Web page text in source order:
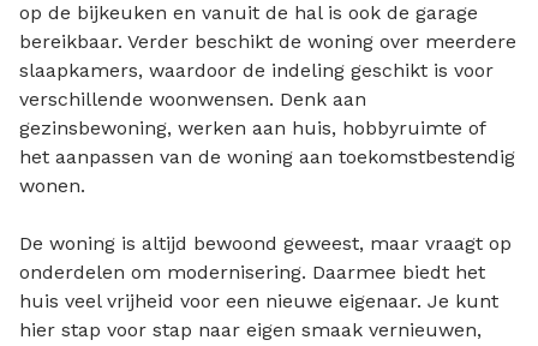
op de bijkeuken en vanuit de hal is ook de garage
bereikbaar. Verder beschikt de woning over meerdere
slaapkamers, waardoor de indeling geschikt is voor
verschillende woonwensen. Denk aan
gezinsbewoning, werken aan huis, hobbyruimte of
het aanpassen van de woning aan toekomstbestendig
wonen.
De woning is altijd bewoond geweest, maar vraagt op
onderdelen om modernisering. Daarmee biedt het
huis veel vrijheid voor een nieuwe eigenaar. Je kunt
hier stap voor stap naar eigen smaak vernieuwen,